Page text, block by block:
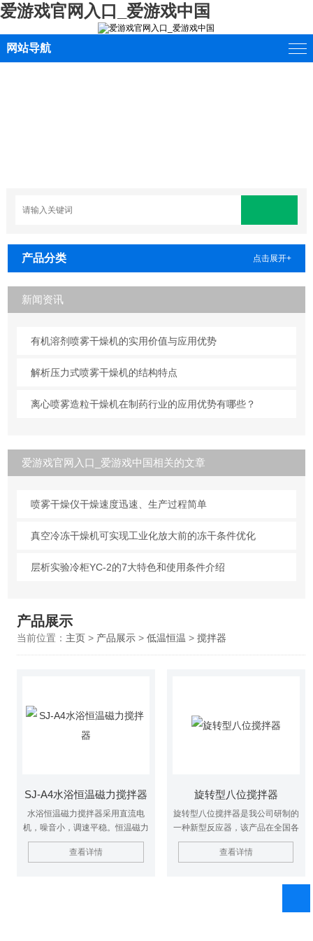
爱游戏官网入口_爱游戏中国
网站导航
产品分类 点击展开+
新闻资讯
有机溶剂喷雾干燥机的实用价值与应用优势
解析压力式喷雾干燥机的结构特点
离心喷雾造粒干燥机在制药行业的应用优势有哪些？
爱游戏官网入口_爱游戏中国相关的文章
喷雾干燥仪干燥速度迅速、生产过程简单
真空冷冻干燥机可实现工业化放大前的冻干条件优化
层析实验冷柜YC-2的7大特色和使用条件介绍
产品展示
当前位置： 主页> 产品展示> 低温恒温 > 搅拌器
SJ-A4水浴恒温磁力搅拌器
水浴恒温磁力搅拌器采用直流电
机，噪音小，调速平稳。恒温磁力
搅拌器可设定温度及温度显示，可
长期加热使用，数显直观准确。
查看详情
旋转型八位搅拌器
旋转型八位搅拌器是我公司研制的
一种新型反应器，该产品在全国各
大高校实验室推广试用效果良好，
深受用户好评。
查看详情